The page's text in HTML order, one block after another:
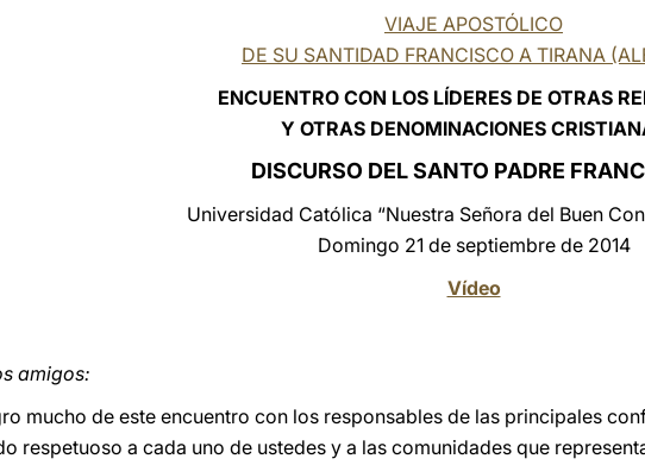
VIAJE APOSTÓLICO
DE SU SANTIDAD FRANCISCO A TIRANA
ENCUENTRO CON LOS LÍDERES DE OTRAS
Y OTRAS DENOMINACIONES
DISCURSO DEL SANTO PADRE
Universidad Católica “Nuestra Señora del Buen
Domingo 21 de septiembre de 2014
Vídeo
amigos:
mucho de este encuentro con los responsables de las principales
respetuoso a cada uno de ustedes y a las comunidades que